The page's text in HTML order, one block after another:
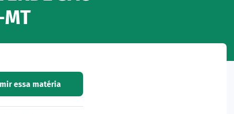
MT
essa matéria